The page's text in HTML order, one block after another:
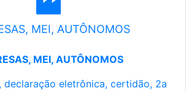
MEI, AUTÔNOMOS
MEI, AUTÔNOMOS
declaração eletrônica, certidão, 2a